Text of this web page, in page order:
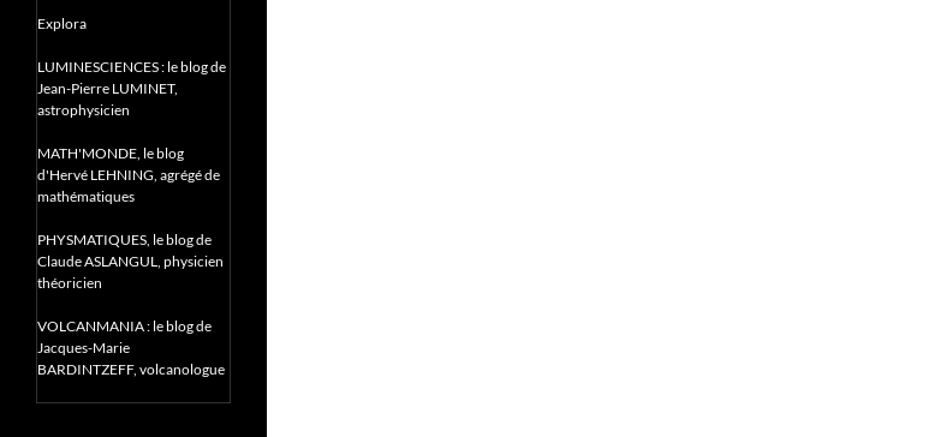
Explora
LUMINESCIENCES : le blog de
Jean-Pierre LUMINET,
astrophysicien
MATH'MONDE, le blog
d'Hervé LEHNING, agrégé de
mathématiques
PHYSMATIQUES, le blog de
Claude ASLANGUL, physicien
théoricien
VOLCANMANIA : le blog de
Jacques-Marie
BARDINTZEFF, volcanologue